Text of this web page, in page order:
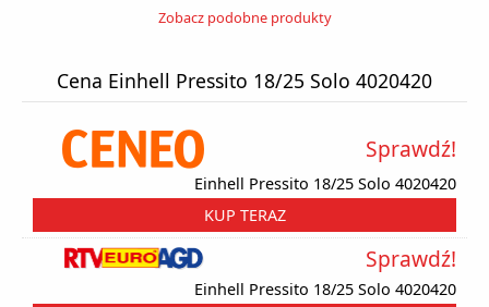
Zobacz podobne produkty
Cena Einhell Pressito 18/25 Solo 4020420
Einhell Pressito 18/25 Solo 4020420
Sprawdź!
KUP TERAZ
Einhell Pressito 18/25 Solo 4020420
Sprawdź!